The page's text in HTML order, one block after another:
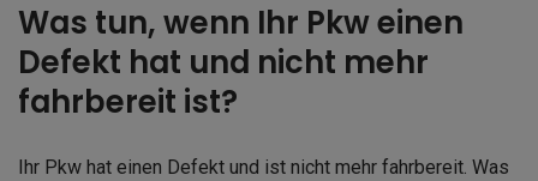
Was tun, wenn Ihr Pkw einen
Defekt hat und nicht mehr
fahrbereit ist?
Ihr Pkw hat einen Defekt und ist nicht mehr fahrbereit. Was